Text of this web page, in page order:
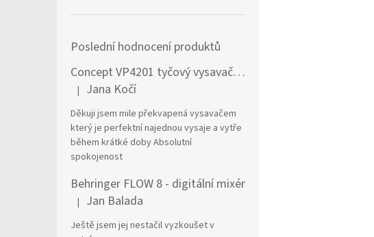
Poslední hodnocení produktů
Concept VP4201 tyčový vysavač / elektrický smeták Tyčový vysavač 2 v 1 AC Suché a mokré Bezsáčkové 0,6 l 90 W Černá, Stříbrná
Hodnocení produktu je 5 z 5 hvězdiček.
| Jana Kočí
Děkuji jsem mile překvapená vysavačem
který je perfektní najednou vysaje a vytře
během krátké doby Absolutní
spokojenost
Behringer FLOW 8 - digitální mixér
Hodnocení produktu je 5 z 5 hvězdiček.
| Jan Balada
Ještě jsem jej nestačil vyzkoušet v